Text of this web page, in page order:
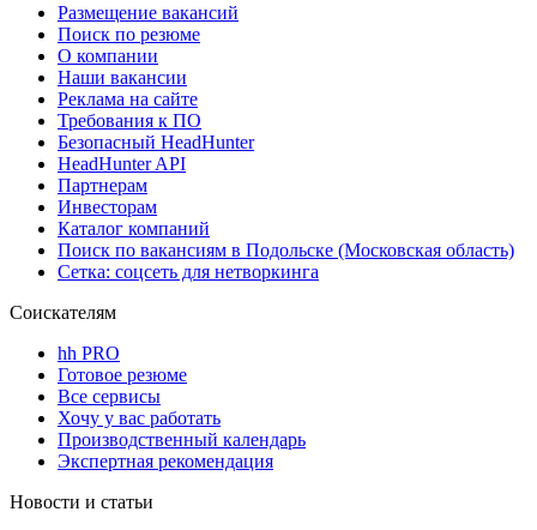
Размещение вакансий
Поиск по резюме
О компании
Наши вакансии
Реклама на сайте
Требования к ПО
Безопасный HeadHunter
HeadHunter API
Партнерам
Инвесторам
Каталог компаний
Поиск по вакансиям в Подольске (Московская область)
Сетка: соцсеть для нетворкинга
Соискателям
hh PRO
Готовое резюме
Все сервисы
Хочу у вас работать
Производственный календарь
Экспертная рекомендация
Новости и статьи